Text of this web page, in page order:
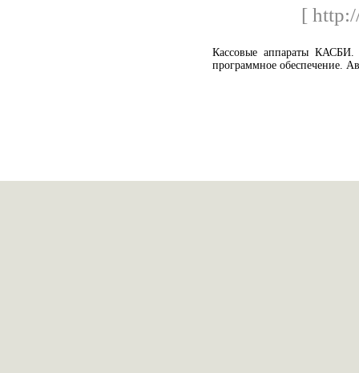
[
Кассовые аппараты КАСБИ.
программное обеспечение.